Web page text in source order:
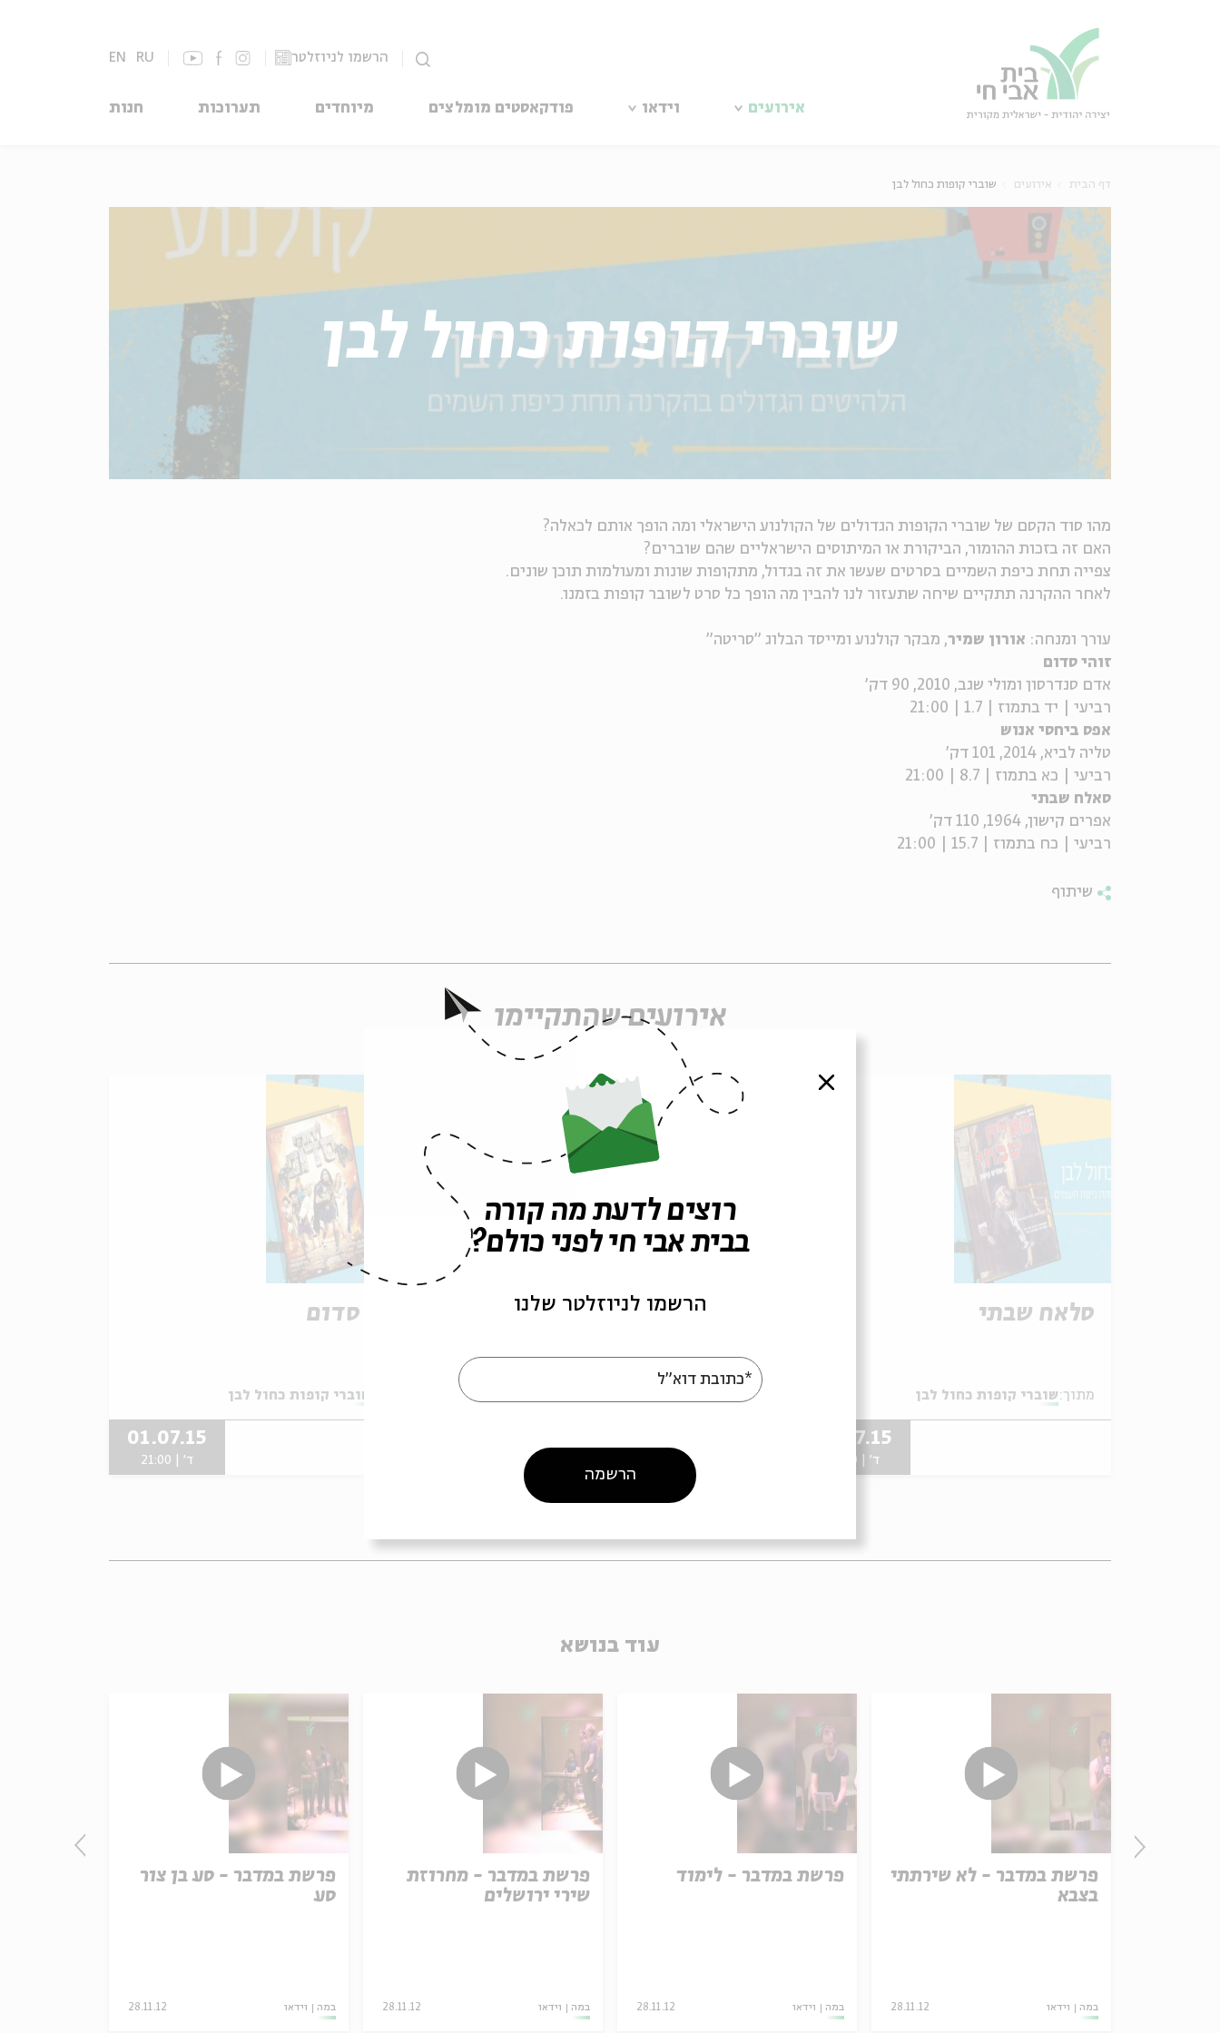
הרשמו לניוזלטר EN RU
אירועים וידאו פודקאסטים מומלצים מיוחדים תערוכות חנות
דף הבית אירועים שוברי קופות כחול לבן
שוברי קופות כחול לבן
מהו סוד הקסם של שוברי הקופות הגדולים של הקולנוע הישראלי ומה הופך אותם לכאלה?
האם זה בזכות ההומור, הביקורת או המיתוסים הישראליים שהם שוברים?
צפייה תחת כיפת השמיים בסרטים שעשו את זה בגדול, מתקופות שונות ומעולמות תוכן שונים.
לאחר ההקרנה תתקיים שיחה שתעזור לנו להבין מה הופך כל סרט לשובר קופות בזמנו.
עורך ומנחה: אורון שמיר, מבקר קולנוע ומייסד הבלוג "סריטה"
זוהי סדום
אדם סנדרסון ומולי שגב, 2010, 90 דק'
רביעי | יד בתמוז | 1.7 | 21:00
אפס ביחסי אנוש
טליה לביא, 2014, 101 דק'
רביעי | כא בתמוז | 8.7 | 21:00
סאלח שבתי
אפרים קישון, 1964, 110 דק'
רביעי | כח בתמוז | 15.7 | 21:00
שיתוף
אירועים שהתקיימו
סלאח שבתי
מתוך: שוברי קופות כחול לבן
15.07.15
ד' | 21:00
אפס ביחסי אנוש
מתוך:
ד' | 21:00
זוהי סדום
שוברי קופות כחול לבן
01.07.15
ד' | 21:00
עוד בנושא
פרשת במדבר - סע בן צור
סע
במה וידאו 28.11.12
פרשת במדבר - מחרוזת
שירי ירושלים
במה וידאו 28.11.12
פרשת במדבר - לימוד
במה וידאו 28.11.12
פרשת במדבר - לא שירתתי
בצבא
במה וידאו 28.11.12
סגור
רוצים לדעת מה קורה
בבית אבי חי לפני כולם?
הרשמו לניוזלטר שלנו
*כתובת דוא"ל
הרשמה